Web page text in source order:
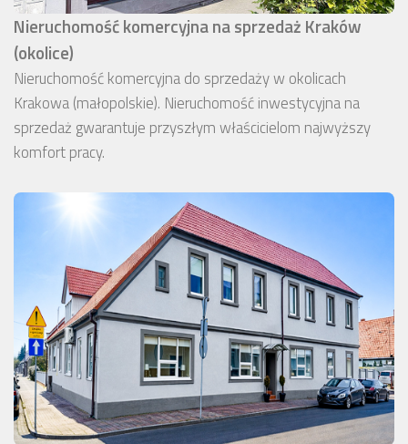
Nieruchomość komercyjna na sprzedaż Kraków
(okolice)
Nieruchomość komercyjna do sprzedaży w okolicach
Krakowa (małopolskie). Nieruchomość inwestycyjna na
sprzedaż gwarantuje przyszłym właścicielom najwyższy
komfort pracy.